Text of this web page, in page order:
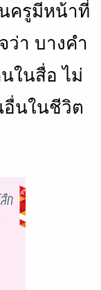
ครูมีหน้าที่
ว่า บางคำ
ในสื่อ ไม่
อื่นในชีวิต